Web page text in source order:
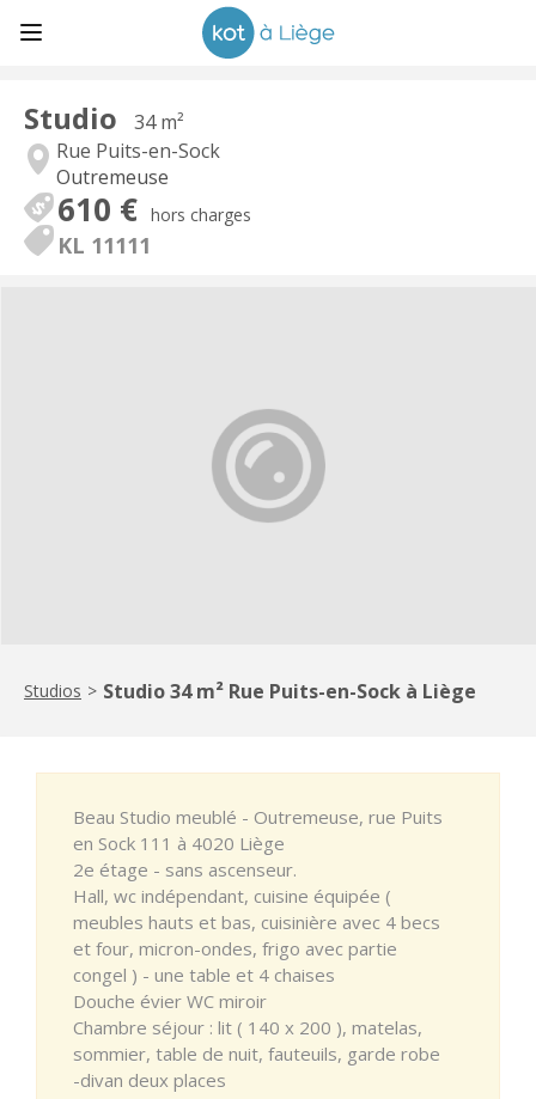
Studio
34 m²
Rue Puits-en-Sock
Outremeuse
610 € hors charges
KL 11111
Studios > Studio 34 m² Rue Puits-en-Sock à Liège
Beau Studio meublé - Outremeuse, rue Puits
en Sock 111 à 4020 Liège
2e étage - sans ascenseur.
Hall, wc indépendant, cuisine équipée (
meubles hauts et bas, cuisinière avec 4 becs
et four, micron-ondes, frigo avec partie
congel ) - une table et 4 chaises
Douche évier WC miroir
Chambre séjour : lit ( 140 x 200 ), matelas,
sommier, table de nuit, fauteuils, garde robe
-divan deux places